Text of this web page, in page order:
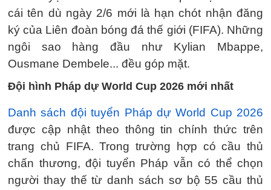
cái tên dù ngày 2/6 mới là hạn chót nhận đăng
ký của Liên đoàn bóng đá thế giới (FIFA). Những
ngôi sao hàng đầu như Kylian Mbappe,
Ousmane Dembele... đều góp mặt.
Đội hình Pháp dự World Cup 2026 mới nhất
Danh sách đội tuyển Pháp dự World Cup 2026
được cập nhật theo thông tin chính thức trên
trang chủ FIFA. Trong trường hợp có cầu thủ
chấn thương, đội tuyển Pháp vẫn có thể chọn
người thay thế từ danh sách sơ bộ 55 cầu thủ